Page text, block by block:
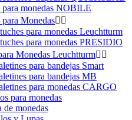
para monedas NOBILE
para Monedas 
para monedas Leuchtturm
para monedas PRESIDIO
Monedas Leuchtturm 
para bandejas Smart
para bandejas MB
para monedas CARGO
para monedas
de monedas